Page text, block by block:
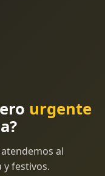
urgente
al
festivos.